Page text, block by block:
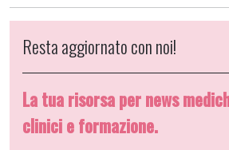
Resta aggiornato con noi!
La tua risorsa per news
clinici e formazione.